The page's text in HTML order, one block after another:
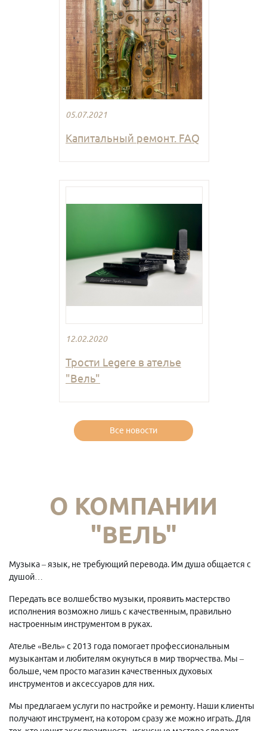
05.07.2021
Капитальный ремонт. FAQ
12.02.2020
Трости Legere в ателье
"Вель"
Все новости
О КОМПАНИИ
"ВЕЛЬ"
Музыка – язык, не требующий перевода. Им душа общается с
душой…
Передать все волшебство музыки, проявить мастерство
исполнения возможно лишь с качественным, правильно
настроенным инструментом в руках.
Ателье «Вель» с 2013 года помогает профессиональным
музыкантам и любителям окунуться в мир творчества. Мы –
больше, чем просто магазин качественных духовых
инструментов и аксессуаров для них.
Мы предлагаем услуги по настройке и ремонту. Наши клиенты
получают инструмент, на котором сразу же можно играть. Для